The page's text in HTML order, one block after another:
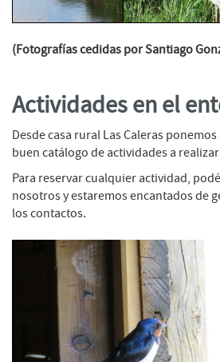
(Fotografías cedidas por Santiago
Actividades en el
Desde casa rural Las Caleras
buen catálogo de actividades a
Para reservar cualquier actividad,
nosotros y estaremos encantados de
los contactos.